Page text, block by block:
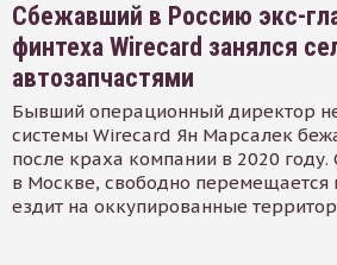
Сбежавший в Россию экс-
финтеха Wirecard занялся
автозапчастями
Бывший операционный директор
системы Wirecard Ян Марсалек
после краха компании в 2020 году.
в Москве, свободно перемещается
ездит на оккупированные